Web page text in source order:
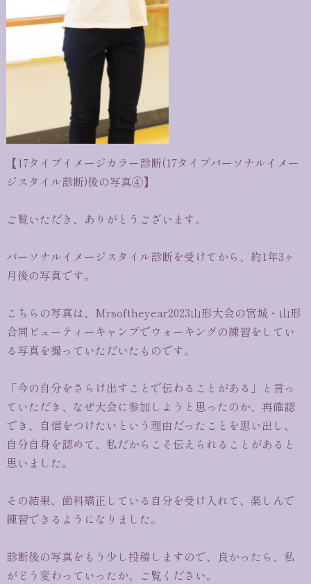
【17タイプイメージカラー診断(17タイプパーソナルイメー
ジスタイル診断)後の写真④】
ご覧いただき、ありがとうございます。
パーソナルイメージスタイル診断を受けてから、約1年3ヶ
月後の写真です。
こちらの写真は、Mrsoftheyear2023山形大会の宮城・山形
合同ビューティーキャンプでウォーキングの練習をしてい
る写真を撮っていただいたものです。
「今の自分をさらけ出すことで伝わることがある」と言っ
ていただき、なぜ大会に参加しようと思ったのか、再確認
でき、自信をつけたいという理由だったことを思い出し、
自分自身を認めて、私だからこそ伝えられることがあると
思いました。
その結果、歯科矯正している自分を受け入れて、楽しんで
練習できるようになりました。
診断後の写真をもう少し投稿しますので、良かったら、私
がどう変わっていったか、ご覧ください。